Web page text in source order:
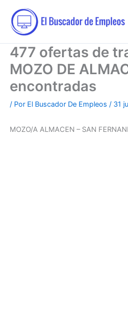
contenido
477 ofertas de
MOZO DE
encontradas
/ Por El Buscador De Empleos / 31
MOZO/A ALMACEN – SAN